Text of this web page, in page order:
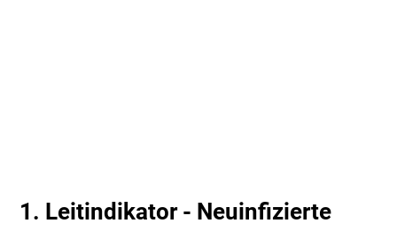
1. Leitindikator - Neuinfizierte